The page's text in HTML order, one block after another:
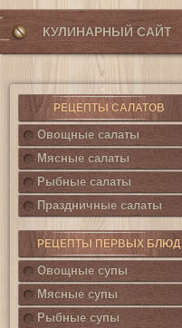
КУЛИНАРНЫЙ САЙТ
РЕЦЕПТЫ САЛАТОВ
Овощные салаты
Мясные салаты
Рыбные салаты
Праздничные салаты
РЕЦЕПТЫ ПЕРВЫХ БЛЮД
Овощные супы
Мясные супы
Рыбные супы